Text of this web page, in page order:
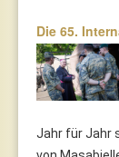
Die 65.
Jahr für Jahr